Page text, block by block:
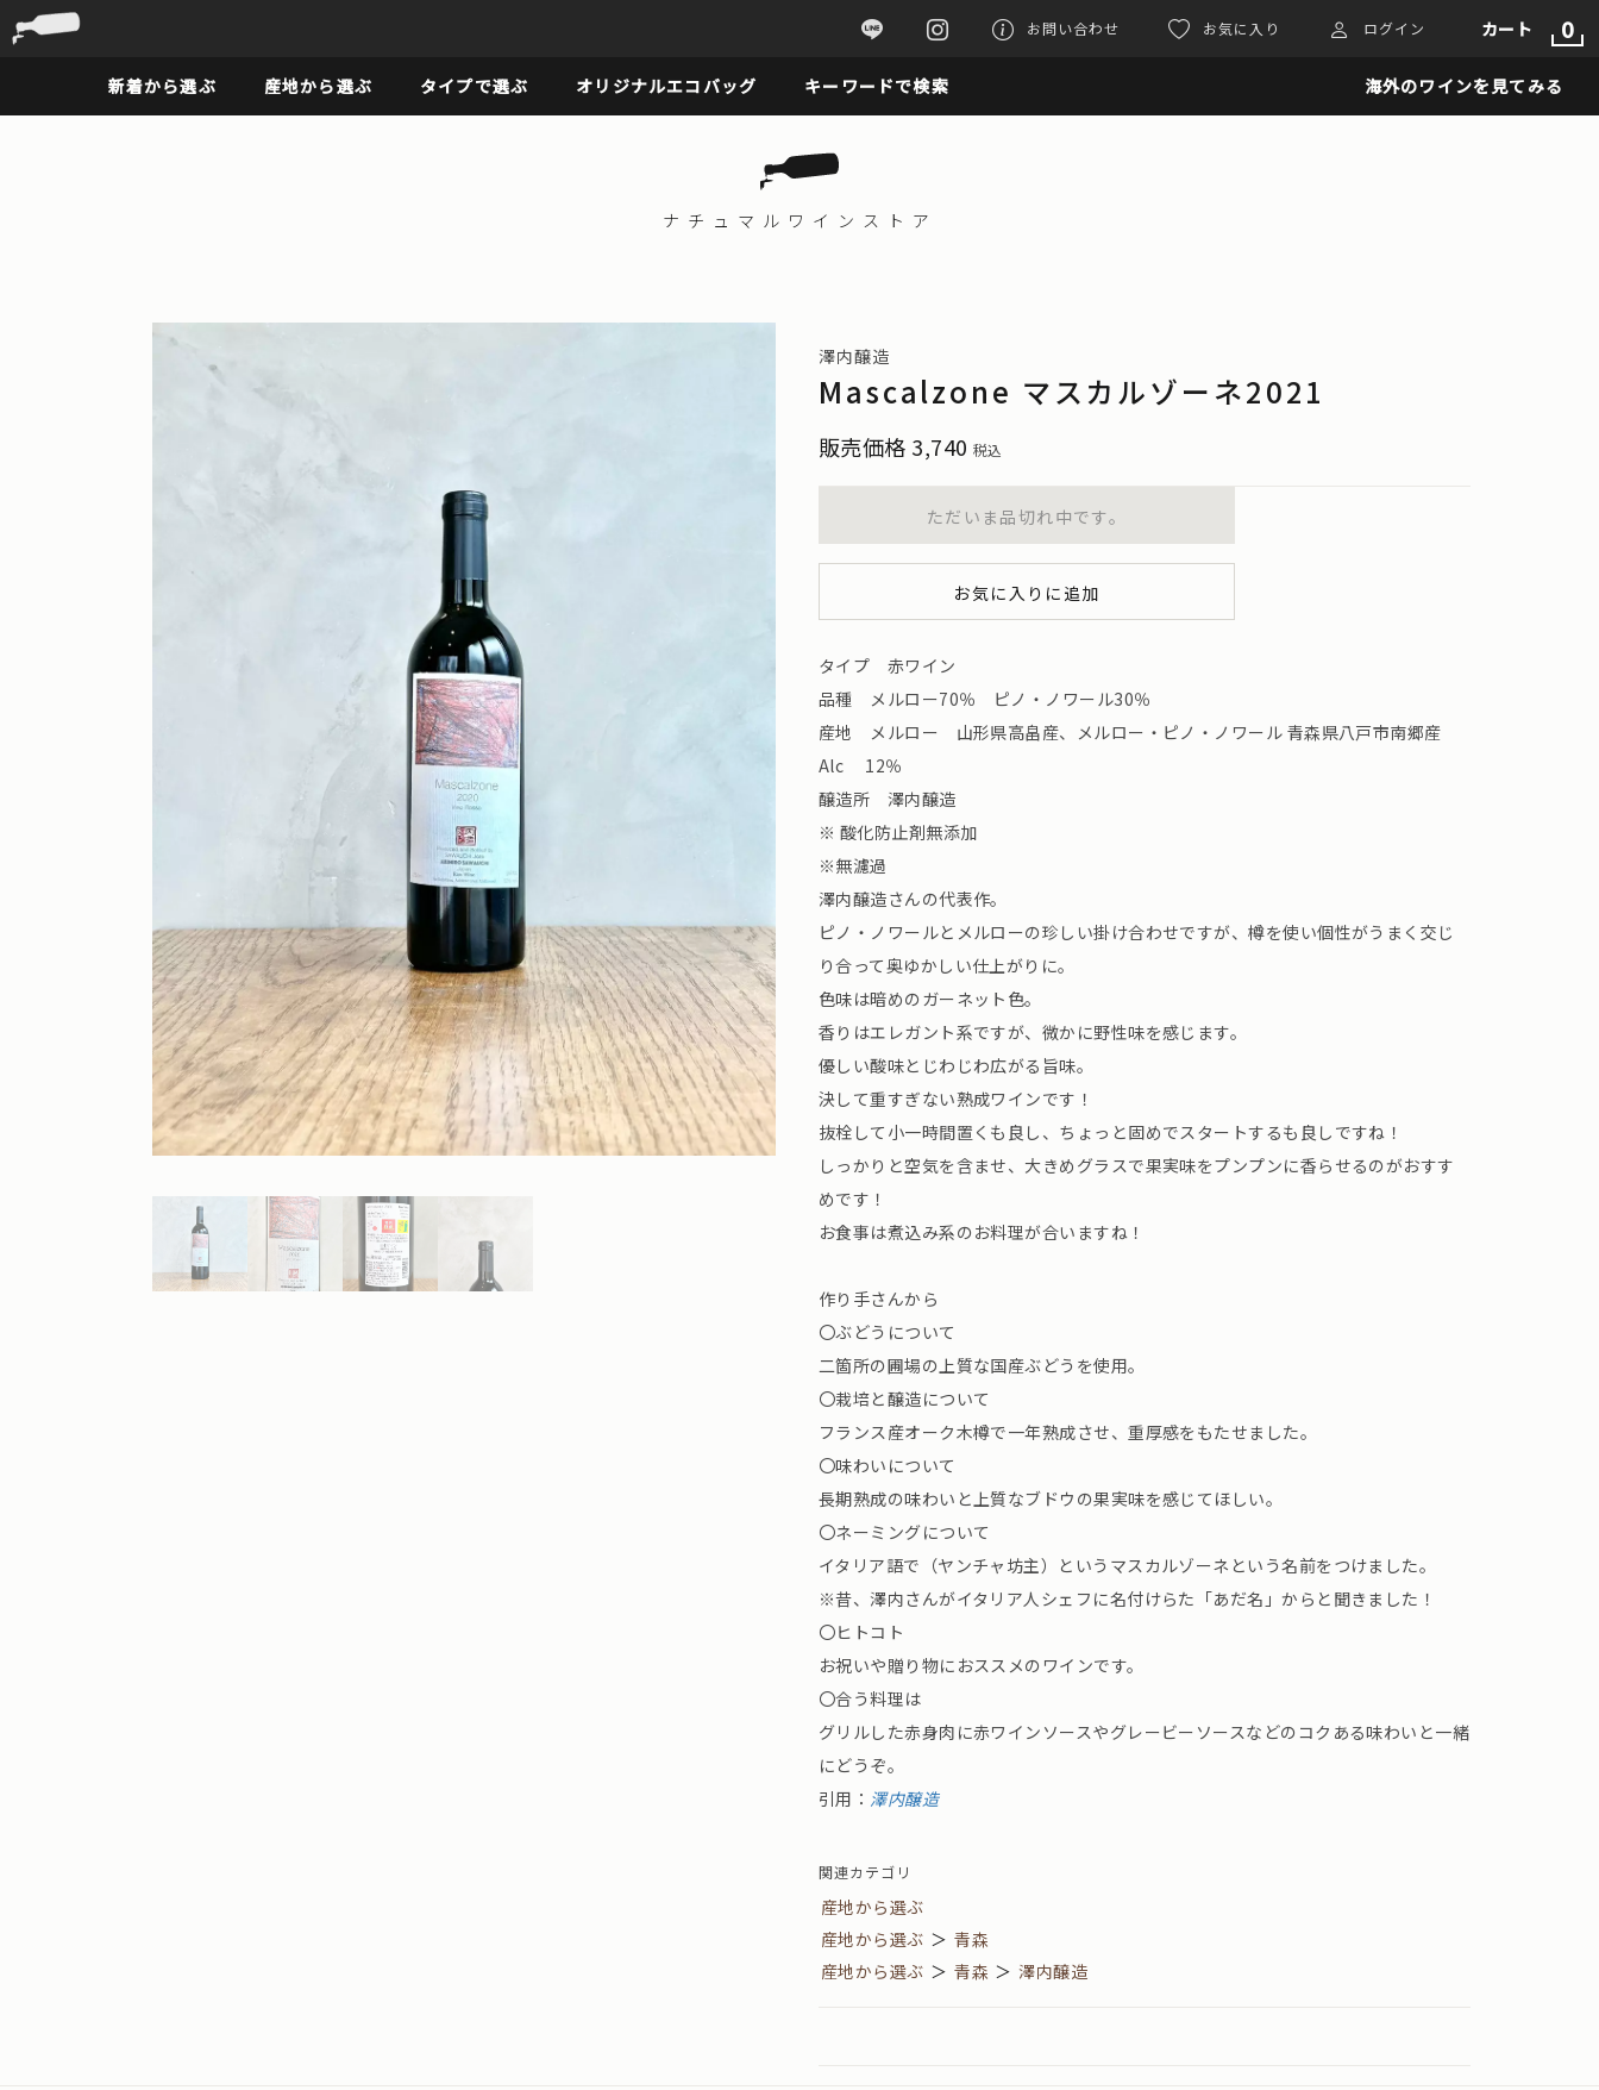
お問い合わせ お気に入り ログイン カート 0
新着から選ぶ 産地から選ぶ タイプで選ぶ オリジナルエコバッグ キーワードで検索 海外のワインを見てみる
ナチュマル ワインストア
澤内醸造
Mascalzone マスカルゾーネ2021
販売価格 3,740 税込
ただいま品切れ中です。
お気に入りに追加
タイプ 赤ワイン
品種 メルロー70％ ピノ・ノワール30％
産地 メルロー 山形県高畠産、メルロー・ピノ・ノワール 青森県八戸市南郷産
Alc 12％
醸造所 澤内醸造
※ 酸化防⽌剤無添加
※無濾過
澤内醸造さんの代表作。
ピノ・ノワールとメルローの珍しい掛け合わせですが、樽を使い個性がうまく交じ
り合って奥ゆかしい仕上がりに。
色味は暗めのガーネット色。
香りはエレガント系ですが、微かに野性味を感じます。
優しい酸味とじわじわ広がる旨味。
決して重すぎない熟成ワインです！
抜栓して小一時間置くも良し、ちょっと固めでスタートするも良しですね！
しっかりと空気を含ませ、大きめグラスで果実味をプンプンに香らせるのがおすす
めです！
お食事は煮込み系のお料理が合いますね！
作り手さんから
〇ぶどうについて
二箇所の圃場の上質な国産ぶどうを使用。
〇栽培と醸造について
フランス産オーク木樽で一年熟成させ、重厚感をもたせました。
〇味わいについて
長期熟成の味わいと上質なブドウの果実味を感じてほしい。
〇ネーミングについて
イタリア語で（ヤンチャ坊主）というマスカルゾーネという名前をつけました。
※昔、澤内さんがイタリア人シェフに名付けらた「あだ名」からと聞きました！
〇ヒトコト
お祝いや贈り物におススメのワインです。
〇合う料理は
グリルした赤身肉に赤ワインソースやグレービーソースなどのコクある味わいと一緒
にどうぞ。
引用： 澤内醸造
関連カテゴリ
産地から選ぶ
産地から選ぶ ＞ 青森
産地から選ぶ ＞ 青森 ＞ 澤内醸造